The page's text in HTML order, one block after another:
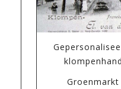
Groenmarkt